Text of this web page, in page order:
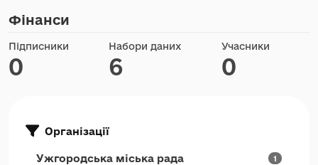
Фінанси
Підписники
0
Набори даних
6
Учасники
0
Організації
Ужгородська міська рада 1